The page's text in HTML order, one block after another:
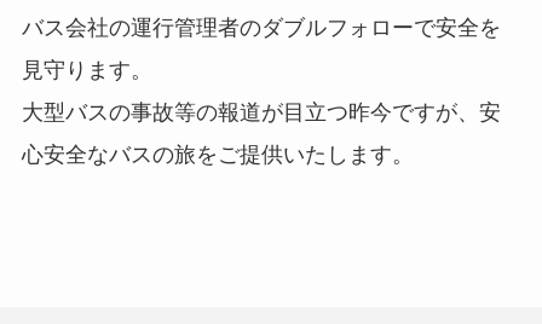
バス会社の運行管理者のダブルフォローで安全を
見守ります。
大型バスの事故等の報道が目立つ昨今ですが、安
心安全なバスの旅をご提供いたします。